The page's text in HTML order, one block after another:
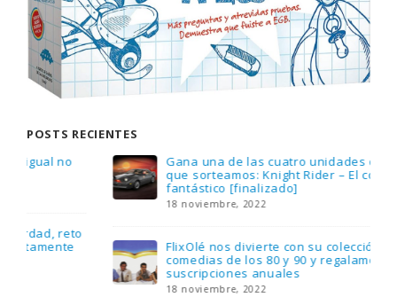
POSTS RECIENTES
Gana una de las cuatro unidades de PLAYMOBIL
que sorteamos: Knight Rider – El coche
fantástico [finalizado]
18 noviembre, 2022
FlixOlé nos divierte con su colección de
comedias de los 80 y 90 y regalamos tres
suscripciones anuales
18 noviembre, 2022